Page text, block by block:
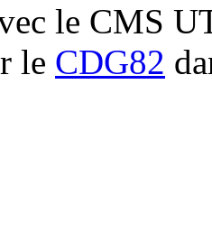
le CMS
le CDG82